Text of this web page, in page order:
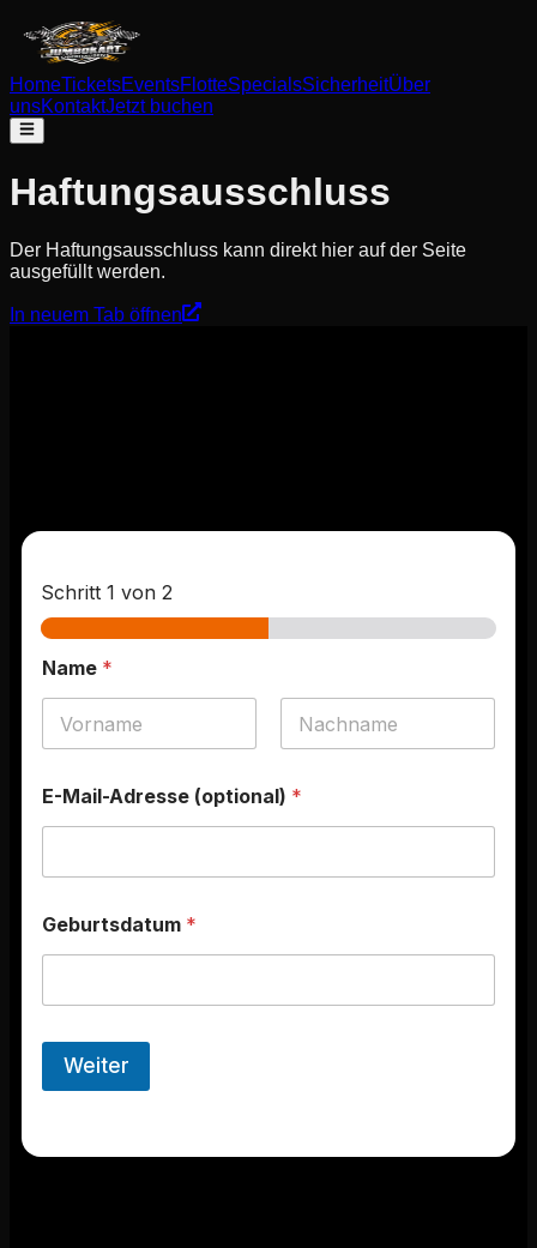
HomeTicketsEventsFlotteSpecialsSicherheitÜber
unsKontaktJetzt buchen
Haftungsausschluss
Der Haftungsausschluss kann direkt hier auf der Seite
ausgefüllt werden.
In neuem Tab öffnen